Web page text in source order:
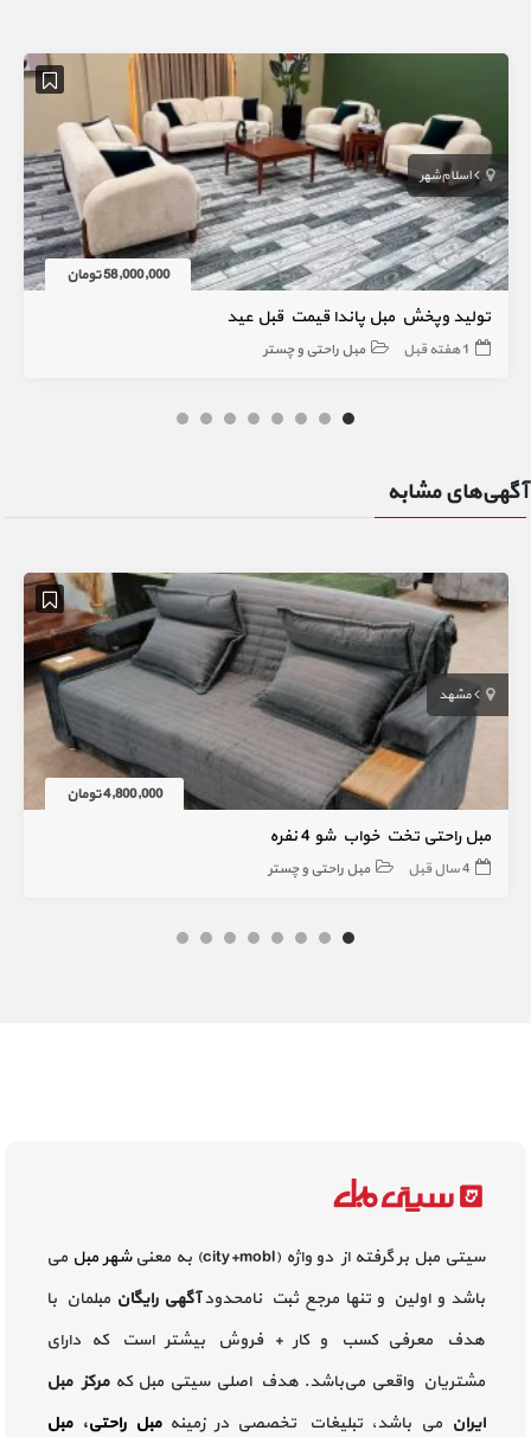
اسلام‌شهر
58,000,000 تومان
تولید و‌پخش مبل پاندا قیمت قبل عید
1 هفته قبل مبل راحتی و چستر
آگهی‌های مشابه
مشهد
4,800,000 تومان
مبل راحتی تخت خواب شو 4 نفره
4 سال قبل مبل راحتی و چستر
سیتی مبل بر گرفته از دو واژه (city+mobl) به معنی شهر مبل می
باشد و اولین و تنها مرجع ثبت نامحدودآگهی رایگان مبلمان با
هدف معرفی کسب و کار + فروش بیشتر است که دارای
مشتریان واقعی می‌باشد. هدف اصلی سیتی مبل کهمرکز مبل
ایران می باشد، تبلیغات تخصصی در زمینه مبل راحتی،مبل